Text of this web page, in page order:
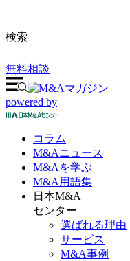
検索
無料相談
powered by
コラム
M&Aニュース
M&Aを学ぶ
M&A 用語集
日本M&A
センター
選ばれる理由
サービス
M&A事例